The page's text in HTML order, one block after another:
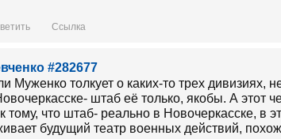
Ссылка
#282677
Муженко толкует о каких-то трех дивизиях,
штаб её только, якобы. А этот
тому, что штаб- реально в Новочеркасске, в
будущий театр военных действий,